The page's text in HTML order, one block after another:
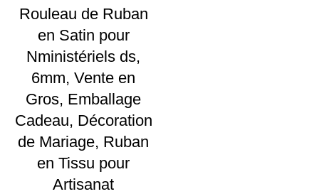
Rouleau de Ruban
en Satin pour
Nministériels ds,
6mm, Vente en
Gros, Emballage
Cadeau, Décoration
de Mariage, Ruban
en Tissu pour
Artisanat